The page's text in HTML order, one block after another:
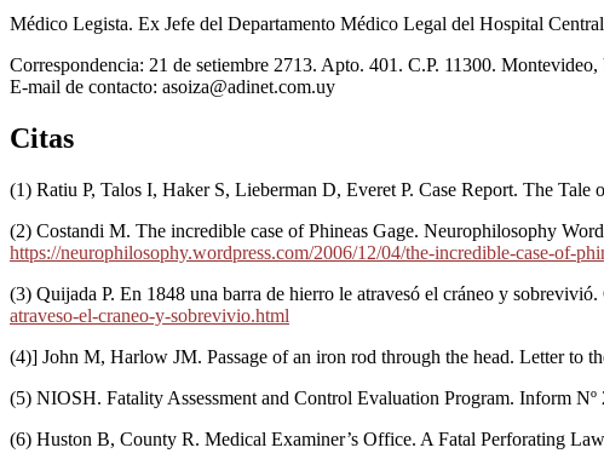
Médico Legista. Ex Jefe del Departamento Médico Legal del Hospital
Correspondencia: 21 de setiembre 2713. Apto. 401. C.P. 11300.
E-mail de contacto: asoiza@adinet.com.uy
Citas
(1) Ratiu P, Talos I, Haker S, Lieberman D, Everet P. Case Report. The
(2) Costandi M. The incredible case of Phineas Gage. Neurophilosophy
https://neurophilosophy.wordpress.com/2006/12/04/the-incredible-case-of-
(3) Quijada P. En 1848 una barra de hierro le atravesó el cráneo y
atraveso-el-craneo-y-sobrevivio.html
(4)] John M, Harlow JM. Passage of an iron rod through the head. Letter to
(5) NIOSH. Fatality Assessment and Control Evaluation Program. Inform Nº
(6) Huston B, County R. Medical Examiner’s Office. A Fatal Perforating